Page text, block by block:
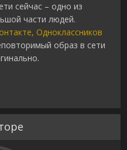
сейчас – одно из
части людей.
Одноклассников
образ в сети